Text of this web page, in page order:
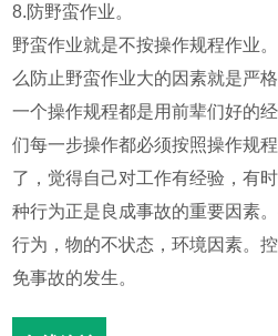
8.防野蛮作业。
野蛮作业就是不按操作规程作业
么防止野蛮作业大的因素就是严
一个操作规程都是用前辈们好的
们每一步操作都必须按照操作规
了，觉得自己对工作有经验，有
种行为正是良成事故的重要因素
行为，物的不状态，环境因素。
免事故的发生。